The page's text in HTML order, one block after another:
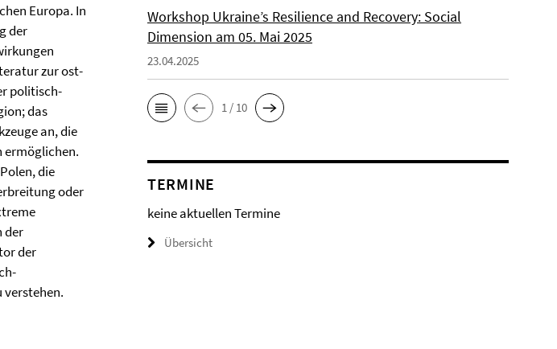
Europa. In
der
zur ost-
politisch-
das
an, die
ermöglichen.
die
oder
der
der
verstehen.
Workshop Ukraine’s Resilience and Recovery: Social
Dimension am 05. Mai 2025
23.04.2025
1 / 10
TERMINE
keine aktuellen Termine
Übersicht